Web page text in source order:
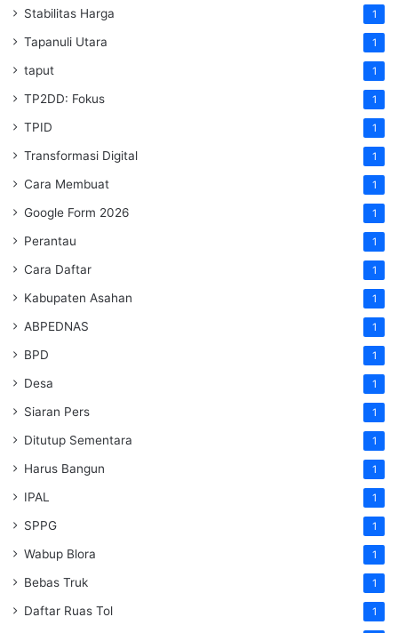
Stabilitas Harga 1
Tapanuli Utara 1
taput 1
TP2DD: Fokus 1
TPID 1
Transformasi Digital 1
Cara Membuat 1
Google Form 2026 1
Perantau 1
Cara Daftar 1
Kabupaten Asahan 1
ABPEDNAS 1
BPD 1
Desa 1
Siaran Pers 1
Ditutup Sementara 1
Harus Bangun 1
IPAL 1
SPPG 1
Wabup Blora 1
Bebas Truk 1
Daftar Ruas Tol 1